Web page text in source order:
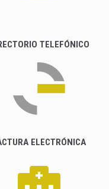
TELEFÓNICO
ELECTRÓNICA